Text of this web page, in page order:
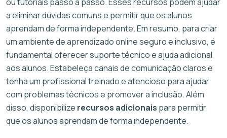
a eliminar dúvidas comuns e permitir que os alunos
aprendam de forma independente. Em resumo, para criar
um ambiente de aprendizado online seguro e inclusivo, é
fundamental oferecer suporte técnico e ajuda adicional
aos alunos. Estabeleça canais de comunicação claros e
tenha um profissional treinado e atencioso para ajudar
com problemas técnicos e promover a inclusão. Além
disso, disponibilize recursos adicionais para permitir
que os alunos aprendam de forma independente.